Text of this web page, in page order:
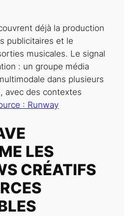
déjà la production
publicitaires et le
musicales. Le signal
: un groupe média
dans plusieurs
avec des contextes
: Runway
LES
CRÉATIFS